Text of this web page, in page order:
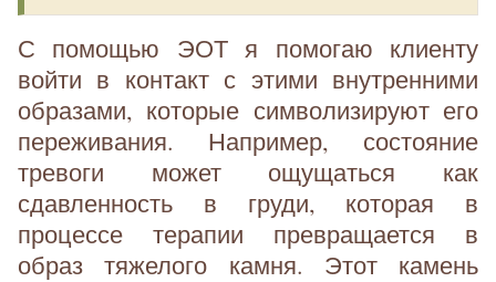
С помощью ЭОТ я помогаю клиенту
войти в контакт с этими внутренними
образами, которые символизируют его
переживания. Например, состояние
тревоги может ощущаться как
сдавленность в груди, которая в
процессе терапии превращается в
образ тяжелого камня. Этот камень